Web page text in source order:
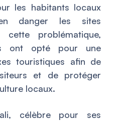
les habitants locaux
danger les sites
problématique,
ont opté pour une
touristiques afin de
et de protéger
locaux.
célèbre pour ses